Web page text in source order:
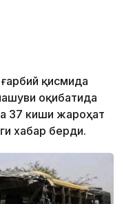
қисмида
оқибатида
37 киши жароҳат
хабар берди.